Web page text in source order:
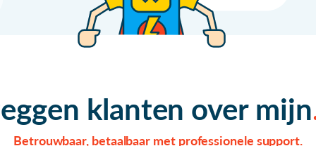
klanten over mijn
Betrouwbaar, betaalbaar met professionele support.